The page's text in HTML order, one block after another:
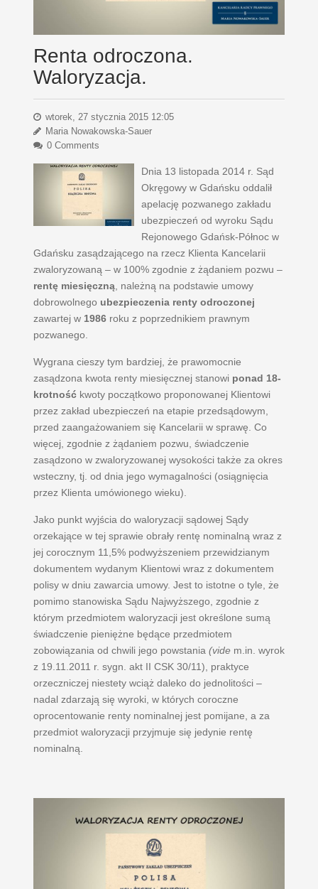
Renta odroczona.
Waloryzacja.
wtorek, 27 stycznia 2015 12:05
Maria Nowakowska-Sauer
0 Comments
Dnia 13 listopada 2014 r. Sąd
Okręgowy w Gdańsku oddalił
apelację pozwanego zakładu
ubezpieczeń od wyroku Sądu
Rejonowego Gdańsk-Północ w
Gdańsku zasądzającego na rzecz Klienta Kancelarii
zwaloryzowaną – w 100% zgodnie z żądaniem pozwu –
rentę miesięczną, należną na podstawie umowy
dobrowolnegoubezpieczenia renty odroczonej
zawartej w 1986roku z poprzednikiem prawnym
pozwanego.
Wygrana cieszy tym bardziej, że prawomocnie
zasądzona kwota renty miesięcznej stanowiponad 18-
krotnośćkwoty początkowo proponowanej Klientowi
przez zakład ubezpieczeń na etapie przedsądowym,
przed zaangażowaniem się Kancelarii w sprawę. Co
więcej, zgodnie z żądaniem pozwu, świadczenie
zasądzono w zwaloryzowanej wysokości także za okres
wsteczny, tj. od dnia jego wymagalności (osiągnięcia
przez Klienta umówionego wieku).
Jako punkt wyjścia do waloryzacji sądowej Sądy
orzekające w tej sprawie obrały rentę nominalną wraz z
jej corocznym 11,5% podwyższeniem przewidzianym
dokumentem wydanym Klientowi wraz z dokumentem
polisy w dniu zawarcia umowy. Jest to istotne o tyle, że
pomimo stanowiska Sądu Najwyższego, zgodnie z
którym przedmiotem waloryzacji jest określone sumą
świadczenie pieniężne będące przedmiotem
zobowiązania od chwili jego powstania (videm.in. wyrok
z 19.11.2011 r. sygn. akt II CSK 30/11), praktyce
orzeczniczej niestety wciąż daleko do jednolitości –
nadal zdarzają się wyroki, w których coroczne
oprocentowanie renty nominalnej jest pomijane, a za
przedmiot waloryzacji przyjmuje się jedynie rentę
nominalną.